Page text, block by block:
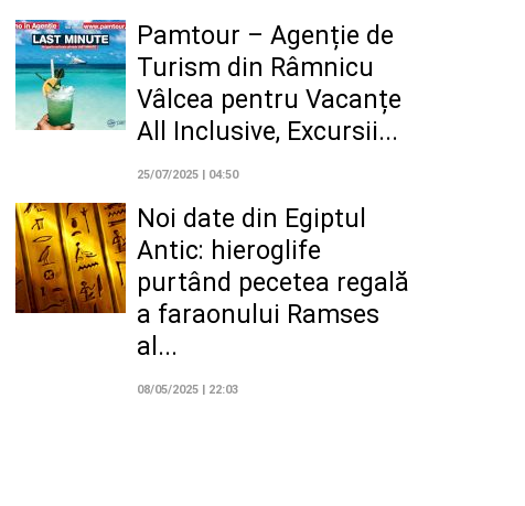
Pamtour – Agenție de
Turism din Râmnicu
Vâlcea pentru Vacanțe
All Inclusive, Excursii...
25/07/2025 | 04:50
Noi date din Egiptul
Antic: hieroglife
purtând pecetea regală
a faraonului Ramses
al...
08/05/2025 | 22:03